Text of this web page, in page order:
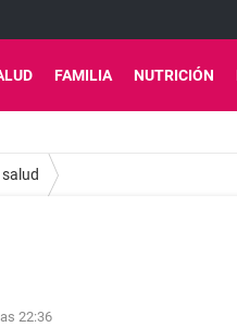
FAMILIA NUTRICIÓN
22:36